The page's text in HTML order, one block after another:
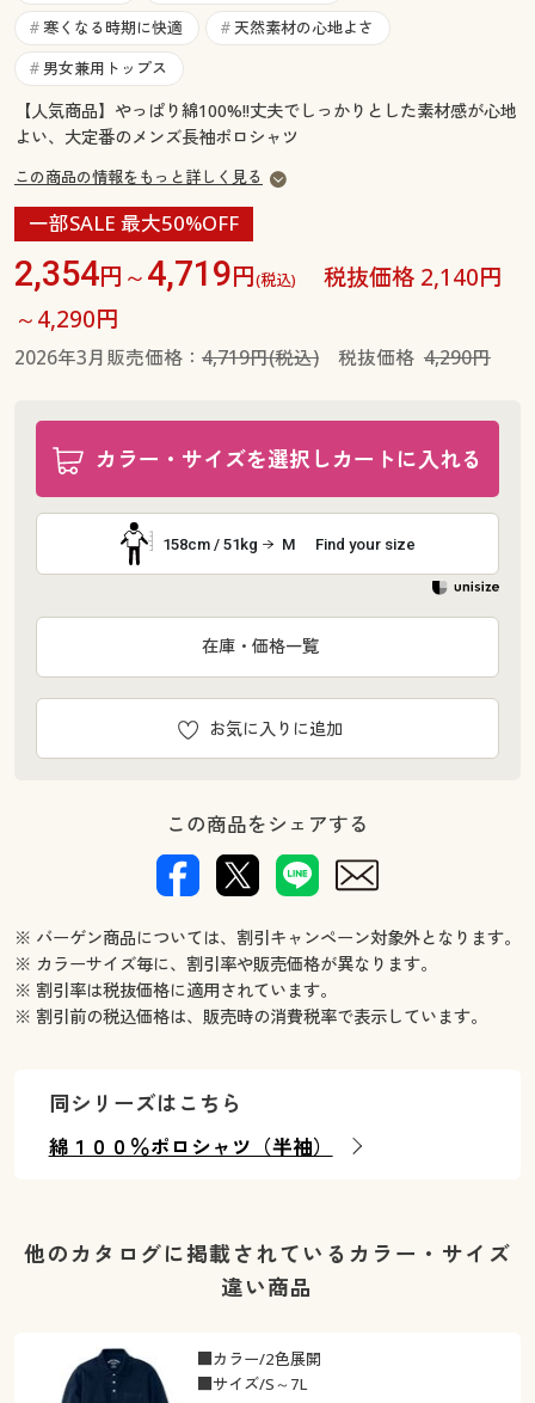
ご利用ガイド
よくある質問とお問い合わせ
よくある質問とお問い合わせ
# 寒くなる時期に快適 # 天然素材の心地よさ
# 男女兼用トップス
【人気商品】やっぱり綿100%!!丈夫でしっかりとした素材感が心地
よい、大定番のメンズ長袖ポロシャツ
この商品の情報をもっと詳しく見る
一部SALE 最大50%OFF
2,354円～4,719円(税込)
税抜価格 2,140円
～4,290円
2026年3月販売価格： 4,719円(税込)税抜価格 4,290円
カラー・サイズを選択しカートに入れる
158cm / 51kg M Find your size
お気に入りに追加
在庫・価格一覧
この商品をシェアする
※ バーゲン商品については、割引キャンペーン対象外となります。
※ カラーサイズ毎に、割引率や販売価格が異なります。
※ 割引率は税抜価格に適用されています。
※ 割引前の税込価格は、販売時の消費税率で表示しています。
同シリーズはこちら
綿１００％ポロシャツ（半袖）
他のカタログに掲載されているカラー・サイズ
違い商品
■カラー/2色展開
■サイズ/S～7L